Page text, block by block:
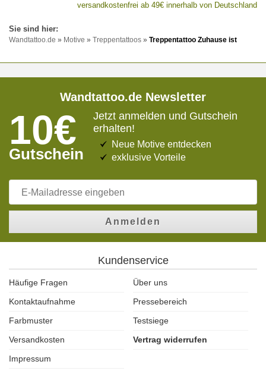
versandkostenfrei ab 49€ innerhalb von Deutschland
Wandtattoo.de » Motive » Treppentattoos » Treppentattoo Zuhause ist
Wandtattoo.de Newsletter
10€
Gutschein
Jetzt anmelden und Gutschein
erhalten!
Neue Motive entdecken
exklusive Vorteile
Anmelden
Kundenservice
Häufige Fragen
Über uns
Kontaktaufnahme
Pressebereich
Farbmuster
Testsiege
Versandkosten
Vertrag widerrufen
Impressum